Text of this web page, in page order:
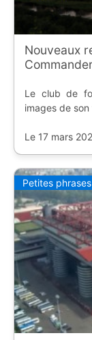
Nouveaux
Le club de
images de
Le 17 mars
Petites phrases